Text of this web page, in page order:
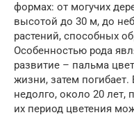
формах: от могучих
высотой до 30 м, до
растений, способных
Особенностью рода
развитие – пальма
жизни, затем
недолго, около 20 лет,
их период цветения